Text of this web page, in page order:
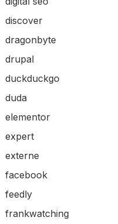
discover
dragonbyte
drupal
duckduckgo
duda
elementor
expert
externe
facebook
feedly
frankwatching